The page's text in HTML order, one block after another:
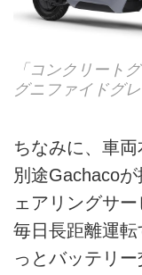
「コンクリート
グニファイドグ
ちなみに、車両
別途Gachaco
ェアリングサ
毎日長距離運
っとバッテリ